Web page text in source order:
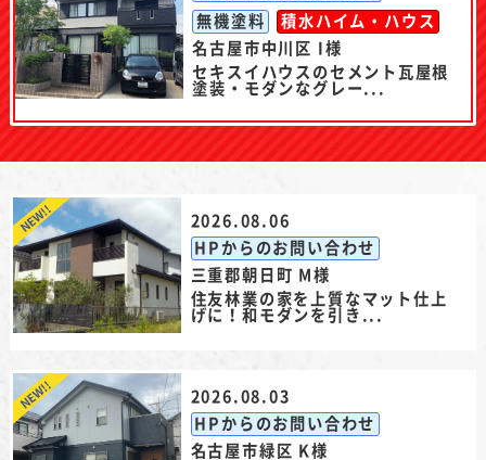
無機塗料
積水ハイム・ハウス
名古屋市中川区 I様
セキスイハウスのセメント瓦屋根
塗装・モダンなグレー...
2026.08.06
HPからのお問い合わせ
三重郡朝日町 M様
住友林業の家を上質なマット仕上
げに！和モダンを引き...
2026.08.03
HPからのお問い合わせ
名古屋市緑区 K様